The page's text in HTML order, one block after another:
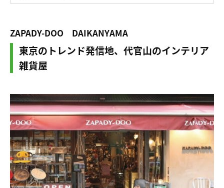
ZAPADY-DOO DAIKANYAMA
東京のトレンド発信地、代官山のインテリア
雑貨屋